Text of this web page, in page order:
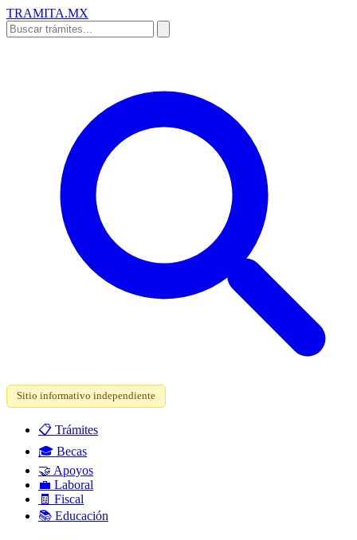
TRAMITA.MX
Sitio informativo independiente
📋 Trámites
🎓 Becas
🤝 Apoyos
💼 Laboral
🧾 Fiscal
📚 Educación